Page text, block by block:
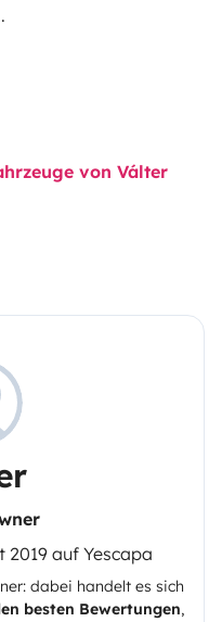
von Válter
2019 auf Yescapa
dabei handelt es sich
besten Bewertungen,